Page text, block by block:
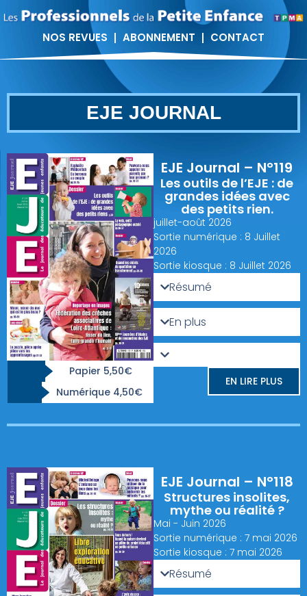
NOS REVUES ABONNEMENT CONTACT
EJE JOURNAL
Papier 5,50€
Numérique 4,50€
EJE Journal – N°119
Les outils de l’EJE : de
grandes idées avec
des petits rien.
juillet-août 2026
Sortie numérique : 8 Juillet
2026
Sortie kiosque : 8 Juillet 2026
Résumé
En plus
EN LIRE PLUS
EJE Journal – N°118
Structures insolites,
mythe ou réalité ?
Mai - Juin 2026
Sortie numérique : 7 mai 2026
Sortie kiosque : 7 mai 2026
Résumé